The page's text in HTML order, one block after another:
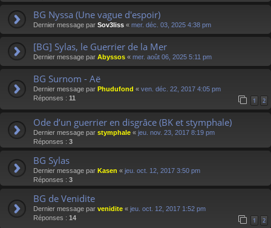
BG Nyssa (Une vague d'espoir)
Dernier message par Sov3liss « mer. déc. 03, 2025 4:38 pm
[BG] Sylas, le Guerrier de la Mer
Dernier message par Abyssos « mer. août 06, 2025 5:11 pm
BG Surnom - Aë
Dernier message par Phudufond « ven. déc. 22, 2017 4:05 pm
Réponses : 11 1 2
Ode d’un guerrier en disgrâce (BK et stymphale)
Dernier message par stymphale « jeu. nov. 23, 2017 8:19 pm
Réponses : 3
BG Sylas
Dernier message par Kasen « jeu. oct. 12, 2017 3:50 pm
Réponses : 3
BG de Venidite
Dernier message par venidite « jeu. oct. 12, 2017 1:52 pm
Réponses : 14 1 2